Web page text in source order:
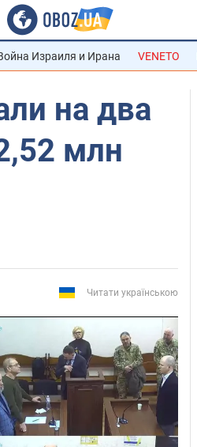
Израиля и Ирана VENETO
на два
млн
Читати українською